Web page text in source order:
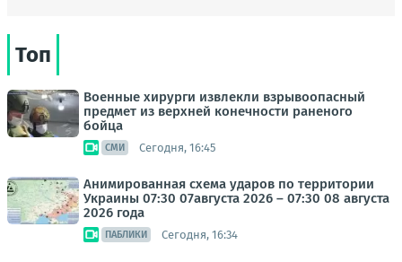
Топ
Военные хирурги извлекли взрывоопасный
предмет из верхней конечности раненого
бойца
СМИ Сегодня, 16:45
Анимированная схема ударов по территории
Украины 07:30 07августа 2026 – 07:30 08 августа
2026 года
ПАБЛИКИ Сегодня, 16:34